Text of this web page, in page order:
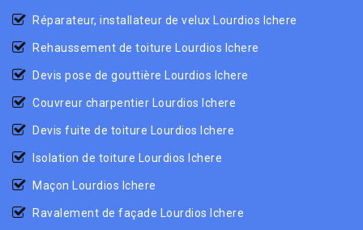
Réparateur, installateur de velux Lourdios Ichere
Rehaussement de toiture Lourdios Ichere
Devis pose de gouttière Lourdios Ichere
Couvreur charpentier Lourdios Ichere
Devis fuite de toiture Lourdios Ichere
Isolation de toiture Lourdios Ichere
Maçon Lourdios Ichere
Ravalement de façade Lourdios Ichere